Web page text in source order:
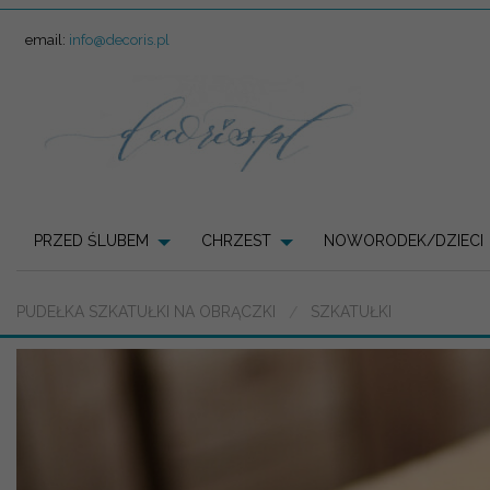
email: info@decoris.pl
PRZED ŚLUBEM CHRZEST NOWORODEK/DZIECI
PUDEŁKA SZKATUŁKI NA OBRĄCZKI SZKATUŁKI